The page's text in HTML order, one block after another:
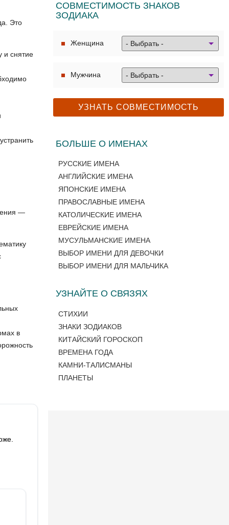
Это
и снятие
—
в
СОВМЕСТИМОСТЬ ЗНАКОВ
ЗОДИАКА
Женщина
Мужчина
БОЛЬШЕ О ИМЕНАХ
РУССКИЕ ИМЕНА
АНГЛИЙСКИЕ ИМЕНА
ЯПОНСКИЕ ИМЕНА
ПРАВОСЛАВНЫЕ ИМЕНА
КАТОЛИЧЕСКИЕ ИМЕНА
ЕВРЕЙСКИЕ ИМЕНА
МУСУЛЬМАНСКИЕ ИМЕНА
ВЫБОР ИМЕНИ ДЛЯ ДЕВОЧКИ
ВЫБОР ИМЕНИ ДЛЯ МАЛЬЧИКА
УЗНАЙТЕ О СВЯЗЯХ
СТИХИИ
ЗНАКИ ЗОДИАКОВ
КИТАЙСКИЙ ГОРОСКОП
ВРЕМЕНА ГОДА
КАМНИ-ТАЛИСМАНЫ
ПЛАНЕТЫ